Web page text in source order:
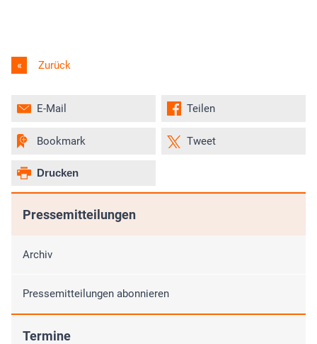
Zurück
Teilen
Tweet
E-Mail
Bookmark
Drucken
Pressemitteilungen
Archiv
Pressemitteilungen abonnieren
Termine